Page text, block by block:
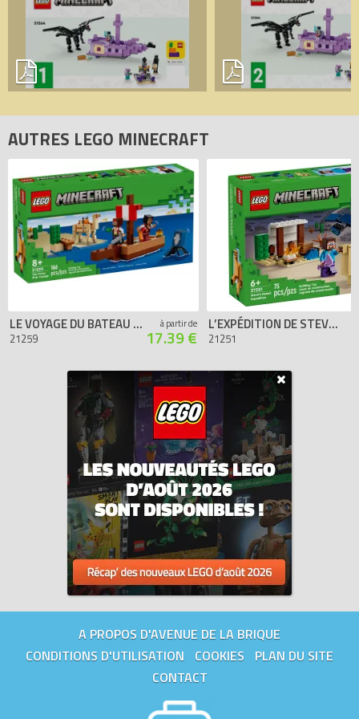
comparateur de prix 100% LEGO.
Code EAN du LEGO Minecraft 21264 : 5702017583402.
AUTRES LEGO MINECRAFT
LE VOYAGE DU BATEAU PIRATE
21259
à partir de
17.39 €
L’EXPÉDITION DE STEVE DANS LE DÉSERT
21251
A PROPOS D'AVENUE DE LA BRIQUE
CONDITIONS D'UTILISATION
COOKIES
PLAN DU SITE
CONTACT